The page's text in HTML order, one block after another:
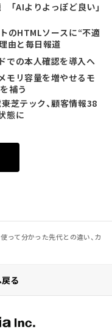
AIよりよっぽど良い」
のHTMLソースに“不適
由と毎日報道
での本人確認を導入へ
モリ容量を増やせるモ
補う
芝テック、顧客情報38
態に
って分かった先代との違い、カ
る